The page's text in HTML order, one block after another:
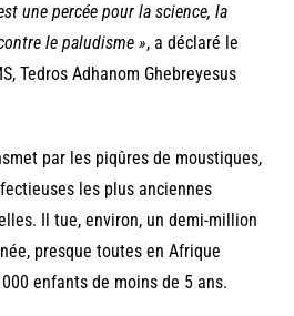
une percée pour la science, la
le paludisme », a déclaré le
Tedros Adhanom Ghebreyesus
par les piqûres de moustiques,
les plus anciennes
Il tue, environ, un demi-million
presque toutes en Afrique
enfants de moins de 5 ans.